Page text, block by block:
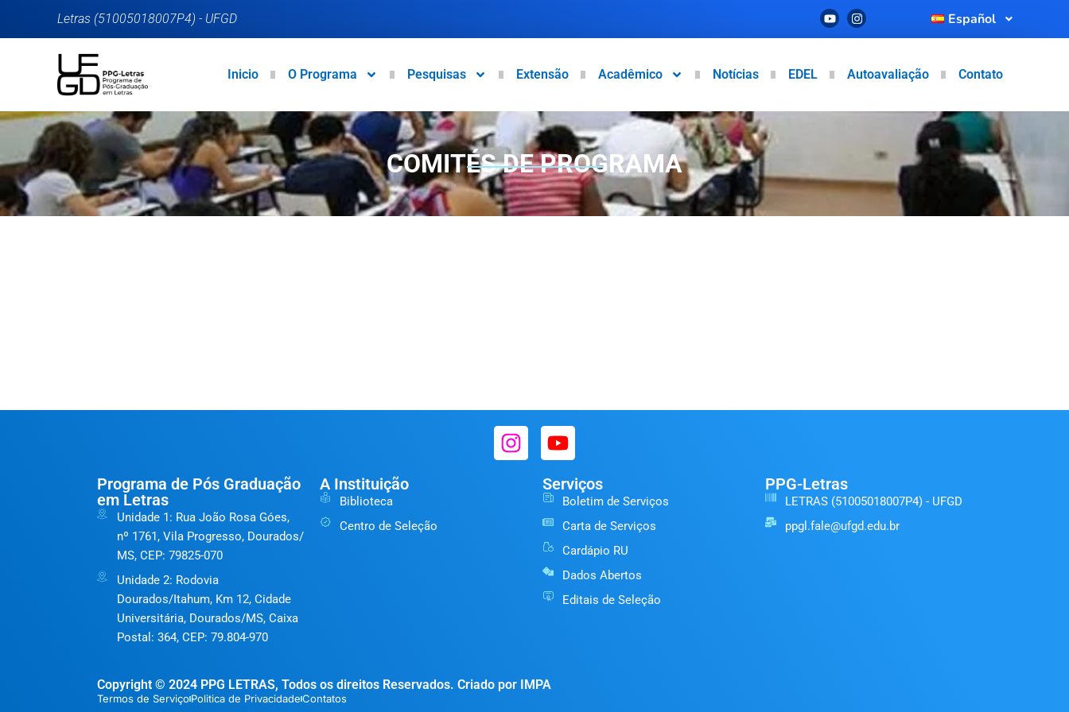
Letras (51005018007P4) - UFGD Español
Inicio O Programa Pesquisas Extensão Acadêmico Notícias EDEL Autoavaliação Contato
COMITÉS DE PROGRAMA
Programa de Pós Graduação
em Letras
Unidade 1: Rua João Rosa Góes,
nº 1761, Vila Progresso, Dourados/
MS, CEP: 79825-070
Unidade 2: Rodovia
Dourados/Itahum, Km 12, Cidade
Universitária, Dourados/MS, Caixa
Postal: 364, CEP: 79.804-970
A Instituição
Biblioteca
Centro de Seleção
Serviços
Boletim de Serviços
Carta de Serviços
Cardápio RU
Dados Abertos
Editais de Seleção
PPG-Letras
LETRAS (51005018007P4) - UFGD
ppgl.fale@ufgd.edu.br
Copyright © 2024 PPG LETRAS, Todos os direitos Reservados. Criado por IMPA
Termos de ServiçoPolitica de PrivacidadeContatos